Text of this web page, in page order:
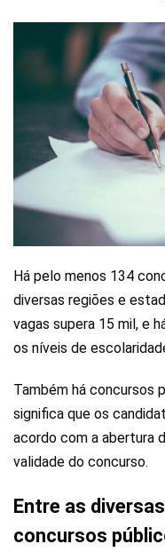
Há pelo menos 134
diversas regiões e
vagas supera 15 mil, e
os níveis de
Também há concursos
significa que os
acordo com a abertura
validade do concurso.
Entre as
concursos